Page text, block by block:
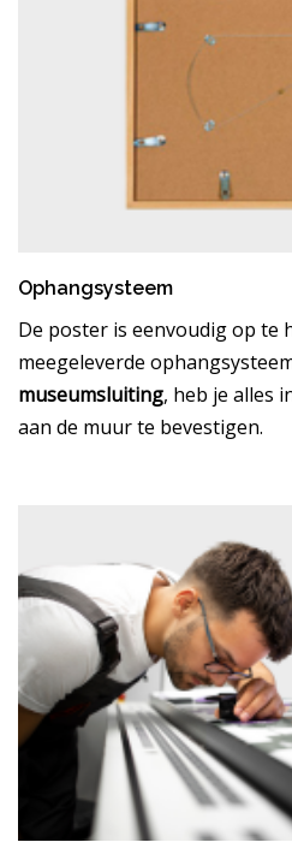
Ophangsysteem
De poster is eenvoudig op te
meegeleverde
museumsluiting, heb je alles
aan de muur te bevestigen.